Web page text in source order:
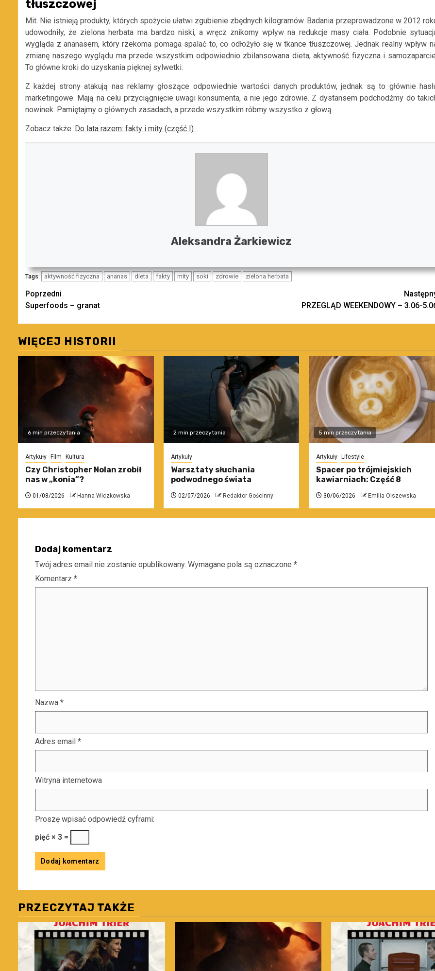
tłuszczowej
Mit. Nie istnieją produkty, których spożycie ułatwi zgubienie zbędnych kilogramów. Badania przeprowadzone w 2012
udowodniły, że zielona herbata ma bardzo niski, a wręcz znikomy wpływ na redukcje masy ciała. Podobnie
wygląda z ananasem, który rzekoma pomaga spalać to, co odłożyło się w tkance tłuszczowej. Jednak realny wpływ
zmianę naszego wyglądu ma przede wszystkim odpowiednio zbilansowana dieta, aktywność fizyczna i
To główne kroki do uzyskania pięknej sylwetki.
Z każdej strony atakują nas reklamy głoszące odpowiednie wartości danych produktów, jednak są to głównie
marketingowe. Mają na celu przyciągnięcie uwagi konsumenta, a nie jego zdrowie. Z dystansem podchodźmy do
nowinek. Pamiętajmy o głównych zasadach, a przede wszystkim róbmy wszystko z głową.
Zobacz także: Do lata razem: fakty i mity (część I)
Aleksandra Żarkiewicz
Tags: aktywność fizyczna ananas dieta fakty mity soki zdrowie zielona herbata
Zobacz
wpisy
Poprzedni
Superfoods – granat
PRZEGLĄD WEEKENDOWY – 3.06-
WIĘCEJ HISTORII
6 min przeczytania
Artykuły Film Kultura
Czy Christopher Nolan zrobił
nas w „konia”?
01/08/2026 Hanna Wiczkowska
2 min przeczytania
Artykuły
Warsztaty słuchania
podwodnego świata
02/07/2026 Redaktor Gościnny
5 min przeczytania
Artykuły Lifestyle
Spacer po trójmiejskich
kawiarniach: Część 8
30/06/2026 Emilia Olszewska
Dodaj komentarz
Twój adres email nie zostanie opublikowany. Wymagane pola są oznaczone *
Komentarz *
Nazwa *
Adres email *
Witryna internetowa
Proszę wpisać odpowiedź cyframi:
pięć × 3 =
PRZECZYTAJ TAKŻE